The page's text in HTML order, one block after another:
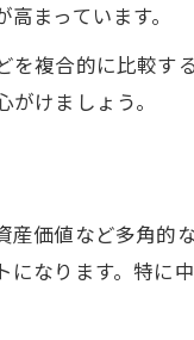
を解説
点とは
を紹介
ア集
性の秘密
まっています。
複合的に比較す
けましょう。
価値など多角的
なります。特に